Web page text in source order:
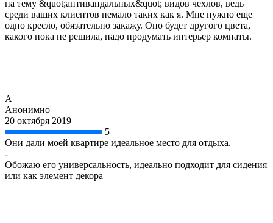
на тему &quot;антивандальных&quot; видов чехлов, ведь
среди ваших клиентов немало таких как я. Мне нужно еще
одно кресло, обязательно закажу. Оно будет другого цвета,
какого пока не решила, надо продумать интерьер комнаты.
А
Анонимно
20 октября 2019
5
Они дали моей квартире идеальное место для отдыха.
-
Обожаю его универсальность, идеально подходит для сидения
или как элемент декора